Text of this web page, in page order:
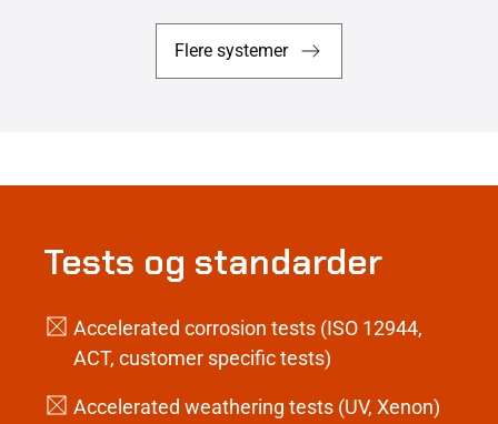
Flere systemer
Tests og standarder
Accelerated corrosion tests (ISO 12944,
ACT, customer specific tests)
Accelerated weathering tests (UV, Xenon)